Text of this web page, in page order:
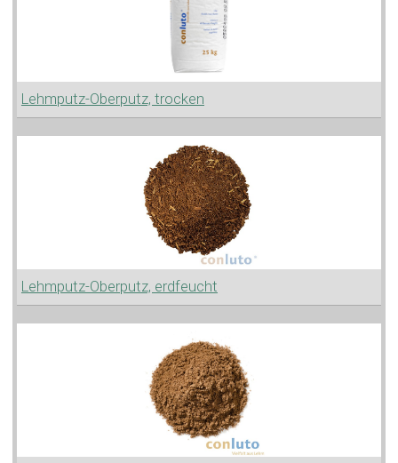
Lehmputz-Oberputz, trocken
Lehmputz-Oberputz, erdfeucht